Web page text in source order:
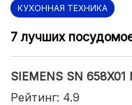
КУХОННАЯ ТЕХНИКА
7 лучших
SIEMENS SN 658X01
Рейтинг: 4.9